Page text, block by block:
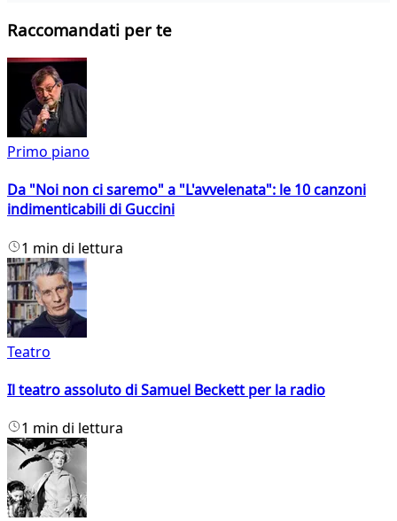
Raccomandati per te
Primo piano
Da "Noi non ci saremo" a "L'avvelenata": le 10 canzoni
indimenticabili di Guccini
1 min di lettura
Teatro
Il teatro assoluto di Samuel Beckett per la radio
1 min di lettura